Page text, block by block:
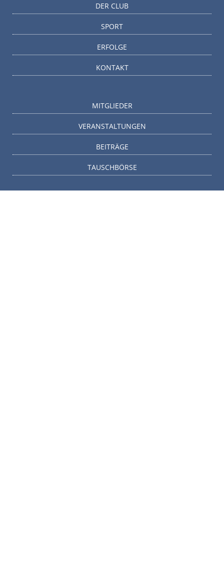
DER CLUB
SPORT
ERFOLGE
KONTAKT
MITGLIEDER
VERANSTALTUNGEN
BEITRÄGE
TAUSCHBÖRSE